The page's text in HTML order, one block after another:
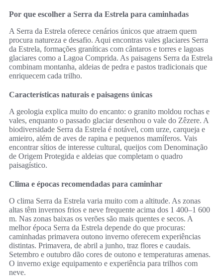
Por que escolher a Serra da Estrela para caminhadas
A Serra da Estrela oferece cenários únicos que atraem quem
procura natureza e desafio. Aqui encontras vales glaciares Serra
da Estrela, formações graníticas com cântaros e torres e lagoas
glaciares como a Lagoa Comprida. As paisagens Serra da Estrela
combinam montanha, aldeias de pedra e pastos tradicionais que
enriquecem cada trilho.
Características naturais e paisagens únicas
A geologia explica muito do encanto: o granito moldou rochas e
vales, enquanto o passado glaciar desenhou o vale do Zêzere. A
biodiversidade Serra da Estrela é notável, com urze, carqueja e
amieiro, além de aves de rapina e pequenos mamíferos. Vais
encontrar sítios de interesse cultural, queijos com Denominação
de Origem Protegida e aldeias que completam o quadro
paisagístico.
Clima e épocas recomendadas para caminhar
O clima Serra da Estrela varia muito com a altitude. As zonas
altas têm invernos frios e neve frequente acima dos 1 400–1 600
m. Nas zonas baixas os verões são mais quentes e secos. A
melhor época Serra da Estrela depende do que procuras:
caminhadas primavera outono inverno oferecem experiências
distintas. Primavera, de abril a junho, traz flores e caudais.
Setembro e outubro dão cores de outono e temperaturas amenas.
O inverno exige equipamento e experiência para trilhos com
neve.